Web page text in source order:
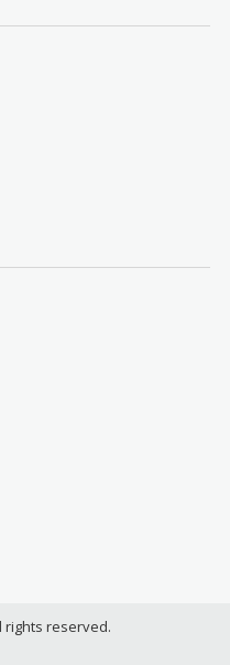
rights reserved.